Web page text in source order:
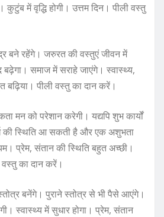
कुटुंब में वृद्धि होगी। उत्तम दिन। पीली वस्तु
बने रहेंगे। जरुरत की वस्तुएं जीवन में
समाज में सराहे जाएंगे। स्वास्थ्य,
बढ़िया। पीली वस्तु का दान करें।
मन को परेशान करेगी। यद्यपि शुभ कार्यों
की स्थिति आ सकती है और एक अशुभता
प्रेम, संतान की स्थिति बहुत अच्छी।
वस्तु का दान करें।
बनेंगे। पुराने स्तोत्र से भी पैसे आएंगे।
स्वास्थ्य में सुधार होगा। प्रेम, संतान